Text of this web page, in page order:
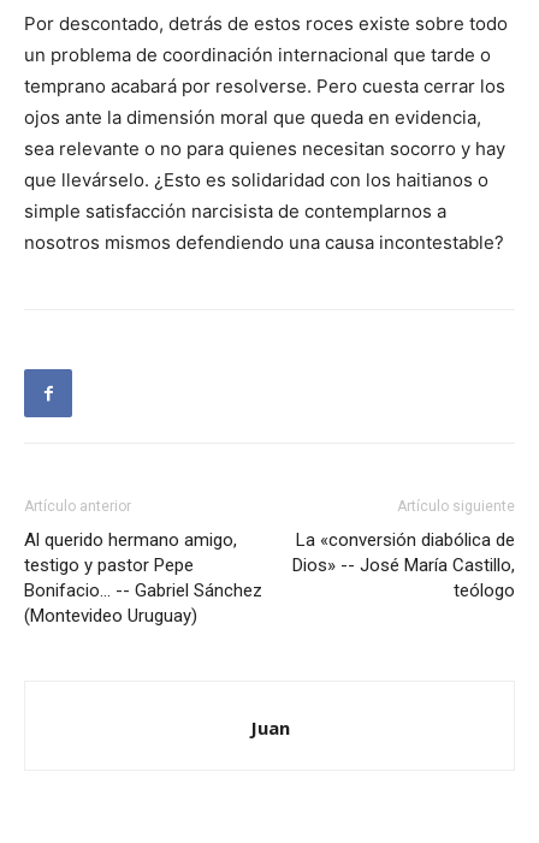
Por descontado, detrás de estos roces existe sobre todo
un problema de coordinación internacional que tarde o
temprano acabará por resolverse. Pero cuesta cerrar los
ojos ante la dimensión moral que queda en evidencia,
sea relevante o no para quienes necesitan socorro y hay
que llevárselo. ¿Esto es solidaridad con los haitianos o
simple satisfacción narcisista de contemplarnos a
nosotros mismos defendiendo una causa incontestable?
Artículo anterior
Al querido hermano amigo,
testigo y pastor Pepe
Bonifacio… -- Gabriel Sánchez
(Montevideo Uruguay)
Artículo siguiente
La «conversión diabólica de
Dios» -- José María Castillo,
teólogo
Juan